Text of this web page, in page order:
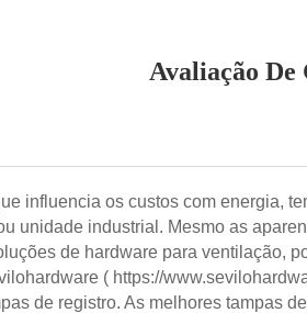
Avaliação
influencia os custos com energia,
unidade industrial. Mesmo as
de hardware para ventilação,
( https://
de registro. As melhores tampas